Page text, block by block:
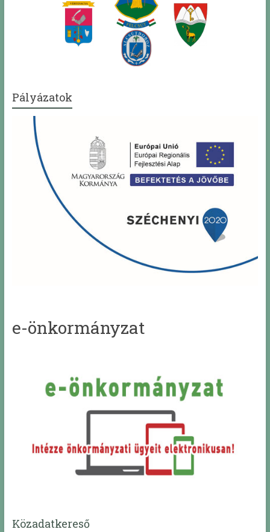
Pályázatok
e-önkormányzat
Közadatkereső